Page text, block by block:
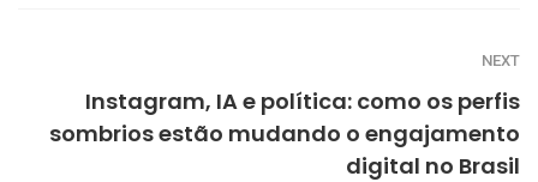
NEXT
Instagram, IA e política: como os perfis
sombrios estão mudando o engajamento
digital no Brasil